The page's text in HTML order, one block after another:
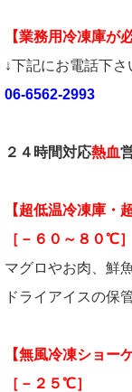
【業務用冷凍庫が
↓下記にお電話下さ
06-6562-2993
２４時間対応熱血
【超低温冷凍庫・
［－６０～８０℃］
マグロやお肉、鮮
ドライアイスの保
【無風冷凍ショー
［－２５℃］